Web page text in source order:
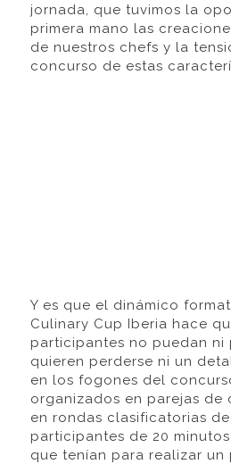
jornada, que tuvimos la
primera mano las
de nuestros chefs y la
concurso de estas
Y es que el dinámico
Culinary Cup Iberia hace
participantes no puedan ni
quieren perderse ni un
en los fogones del
organizados en parejas de
en rondas clasificatorias
participantes de 20
que tenían para realizar